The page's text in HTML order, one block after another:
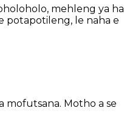
mehleng ya ha
potapotileng, le naha e
mofutsana. Motho a se